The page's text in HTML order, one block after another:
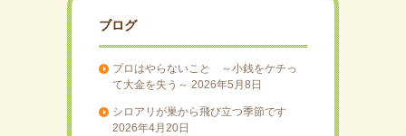
ブログ
プロはやらないこと ～小銭をケチっ
て大金を失う～ 2026年5月8日
シロアリが巣から飛び立つ季節です
2026年4月20日